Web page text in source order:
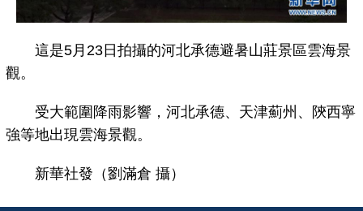
這是5月23日拍攝的河北承德避暑山莊景區雲海景
觀。
受大範圍降雨影響，河北承德、天津薊州、陝西寧
強等地出現雲海景觀。
新華社發（劉滿倉 攝）